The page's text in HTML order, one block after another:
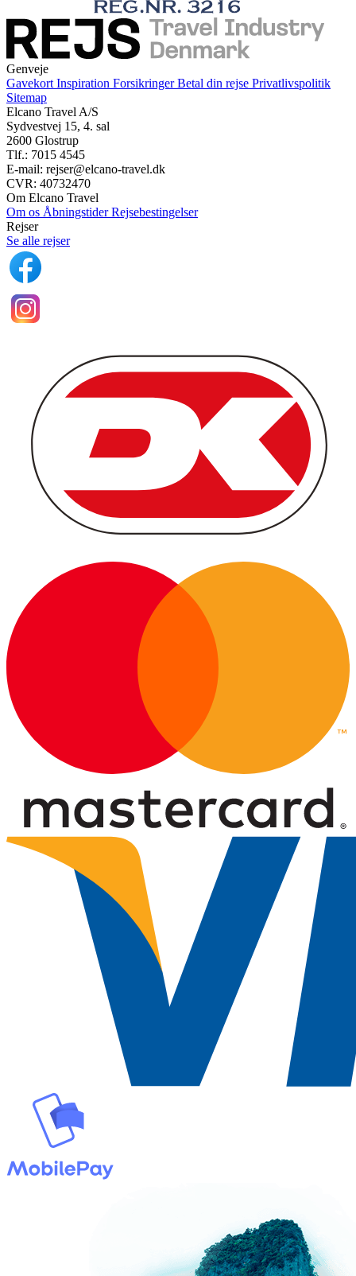
Genveje
GavekortInspiration ForsikringerBetal din rejse Privatlivspolitik
Sitemap
Elcano Travel A/S
Sydvestvej 15, 4. sal
2600 Glostrup
Tlf.: 7015 4545
E-mail: rejser@elcano-travel.dk
CVR: 40732470
Om Elcano Travel
Om os ÅbningstiderRejsebestingelser
Rejser
Se alle rejser